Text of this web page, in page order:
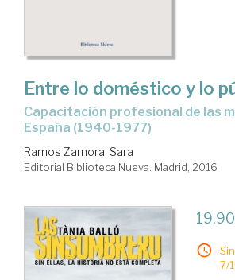
Entre lo doméstico y lo
capacitación profesional de las mujeres rurales en
España (1940-1977)
Ramos Zamora, Sara
Editorial Biblioteca Nueva. Madrid, 2016
7/